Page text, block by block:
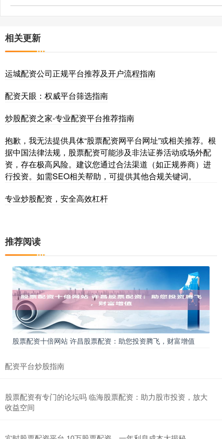
相关更新
运城配资公司正规平台推荐及开户流程指南
配资天眼：权威平台筛选指南
炒股配资之家-专业配资平台推荐指南
抱歉，我无法提供具体“股票配资网平台网址”或相关推荐。根
据中国法律法规，股票配资可能涉及非法证券活动或场外配
资，存在极高风险。建议您通过合法渠道（如正规券商）进
行投资。如需SEO相关帮助，可提供其他合规关键词。
专业炒股配资，安全高效杠杆
推荐阅读
股票配资十倍网站 许昌股票配资：助您投资腾飞，财富增值
配资平台炒股指南
股票配资有专门的论坛吗 临海股票配资：助力股市投资，放大
收益空间